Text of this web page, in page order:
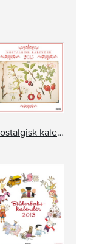
Nostalgisk kalender 2015